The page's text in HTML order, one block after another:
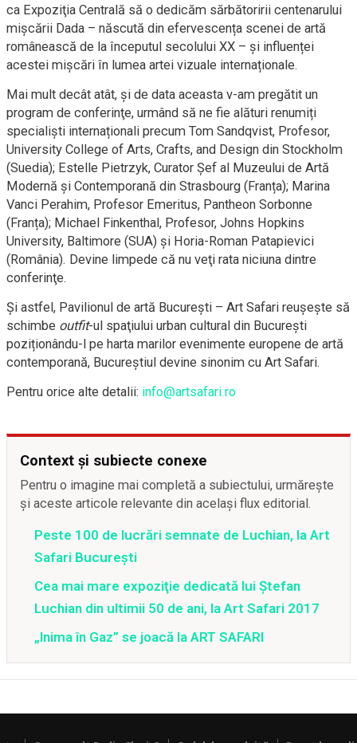
ca Expoziţia Centrală să o dedicăm sărbătoririi centenarului
mișcării Dada – născută din efervescența scenei de artă
românească de la începutul secolului XX – și influenței
acestei mișcări în lumea artei vizuale internaționale.
Mai mult decât atât, şi de data aceasta v-am pregătit un
program de conferinţe, urmând să ne fie alături renumiți
specialiști internaționali precum Tom Sandqvist, Profesor,
University College of Arts, Crafts, and Design din Stockholm
(Suedia); Estelle Pietrzyk, Curator Șef al Muzeului de Artă
Modernă și Contemporană din Strasbourg (Franța); Marina
Vanci Perahim, Profesor Emeritus, Pantheon Sorbonne
(Franța); Michael Finkenthal, Profesor, Johns Hopkins
University, Baltimore (SUA) și Horia-Roman Patapievici
(România). Devine limpede că nu veţi rata niciuna dintre
conferinţe.
Şi astfel, Pavilionul de artă București – Art Safari reușește să
schimbe outfit-ul spaţiului urban cultural din Bucureşti
poziționându-l pe harta marilor evenimente europene de artă
contemporană, Bucureştiul devine sinonim cu Art Safari.
Pentru orice alte detalii: info@artsafari.ro
Context și subiecte conexe
Pentru o imagine mai completă a subiectului, urmărește
și aceste articole relevante din același flux editorial.
Peste 100 de lucrări semnate de Luchian, la Art
Safari București
Cea mai mare expoziţie dedicată lui Ştefan
Luchian din ultimii 50 de ani, la Art Safari 2017